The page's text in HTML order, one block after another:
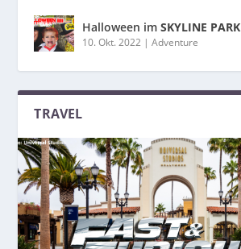
Halloween imSKYLINE PARK
10. Okt. 2022 |Adventure
TRAVEL